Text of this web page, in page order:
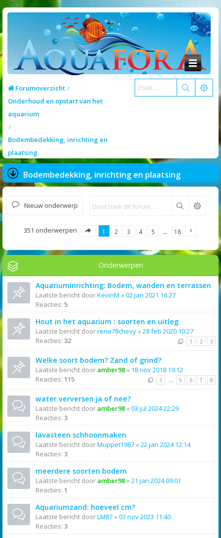
Forumoverzicht
Onderhoud en opstart van het
aquarium
Bodembedekking, inrichting en
plaatsing
Bodembedekking, inrichting en plaatsing
Nieuw onderwerp Zoek
351 onderwerpen 1 2 3 4 5 … 18
Onderwerpen
Aquariuminrichting: Bodem, wanden en terrassen
Laatste bericht doorKevinM « 02 jan 2021 16:27
Reacties: 5
Hout in het aquarium : soorten en uitleg
Laatste bericht doorrene78chevy « 28 feb 2020 10:27
Reacties: 32 1 2 3
Welke soort bodem? Zand of grind?
Laatste bericht door amber98« 18 nov 2018 19:12
Reacties: 115 1 … 5 6 7 8
water verversen ja of nee?
Laatste bericht door amber98« 03 jul 2024 22:29
Reacties: 3
lavasteen schhoonmaken
Laatste bericht doorMuppet1987 « 22 jan 2024 12:14
Reacties: 3
meerdere soorten bodem
Laatste bericht door amber98« 21 jan 2024 09:01
Reacties: 1
Aquariumzand: hoeveel cm?
Laatste bericht doorLM87 « 03 nov 2023 11:40
Reacties: 3